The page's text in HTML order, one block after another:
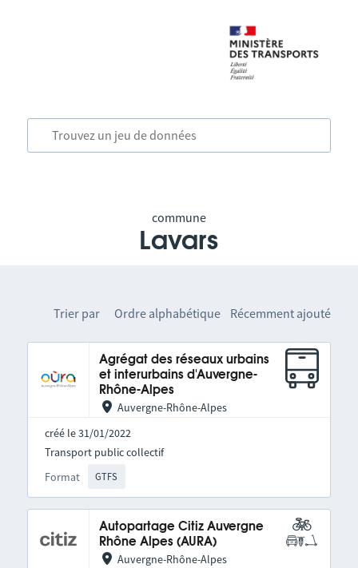
commune
Lavars
Trier par Ordre alphabétique Récemment ajouté
Agrégat des réseaux urbains
et interurbains d'Auvergne-
Rhône-Alpes
Auvergne-Rhône-Alpes
créé le 31/01/2022
Format GTFS
Transport public collectif
Autopartage Citiz Auvergne
Rhône Alpes (AURA)
Auvergne-Rhône-Alpes